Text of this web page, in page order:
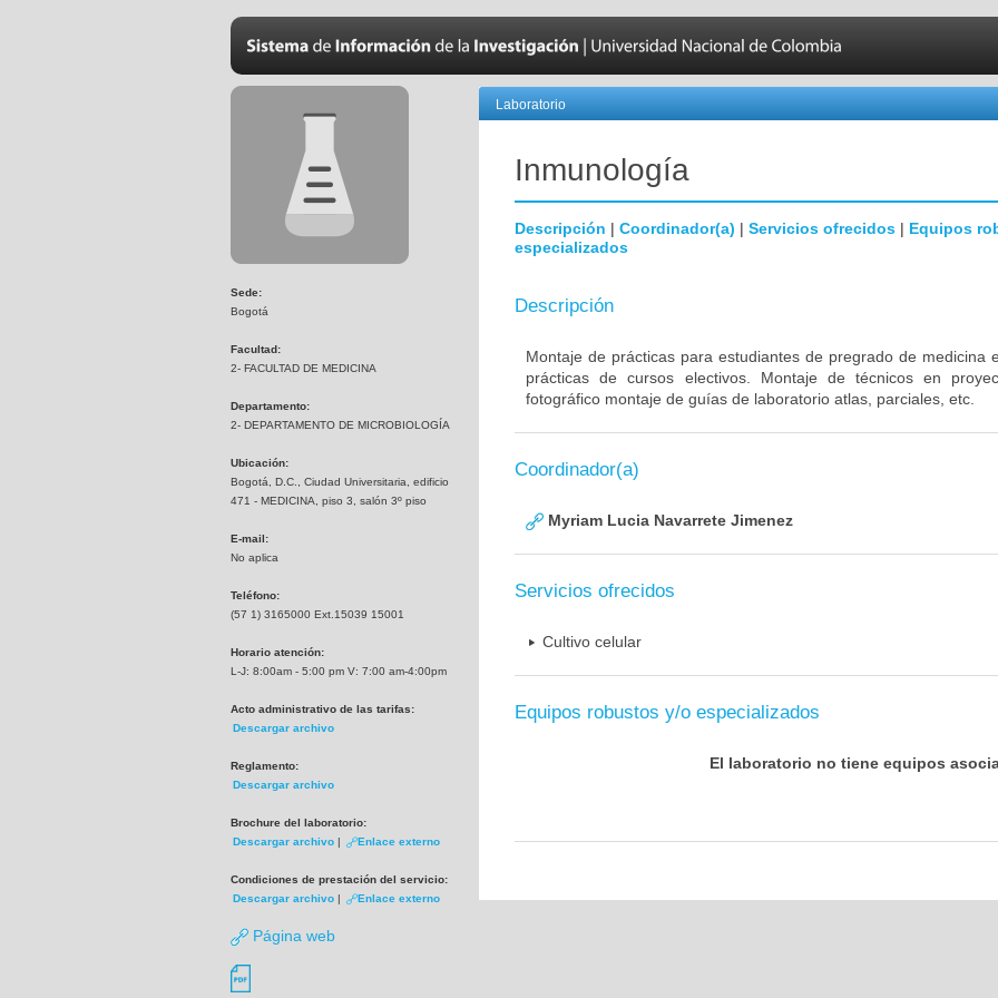
Sede:
Bogotá
Facultad:
2- FACULTAD DE MEDICINA
Departamento:
2- DEPARTAMENTO DE MICROBIOLOGÍA
Ubicación:
Bogotá, D.C., Ciudad Universitaria, edificio
471 - MEDICINA, piso 3, salón 3º piso
E-mail:
No aplica
Teléfono:
(57 1) 3165000 Ext.15039 15001
Horario atención:
L-J: 8:00am - 5:00 pm V: 7:00 am-4:00pm
Acto administrativo de las tarifas:
Descargar archivo
Reglamento:
Descargar archivo
Brochure del laboratorio:
Descargar archivo | Enlace externo
Condiciones de prestación del servicio:
Descargar archivo | Enlace externo
Página web
Laboratorio
Inmunología
Descripción | Coordinador(a) | Servicios ofrecidos | Equipos
especializados
Descripción
Montaje de prácticas para estudiantes de pregrado de medicina
prácticas de cursos electivos. Montaje de técnicos en
fotográfico montaje de guías de laboratorio atlas, parciales, etc.
Coordinador(a)
Myriam Lucia Navarrete Jimenez
Servicios ofrecidos
Cultivo celular
Equipos robustos y/o especializados
El laboratorio no tiene equipos